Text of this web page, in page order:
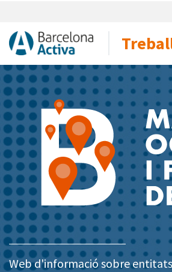
Web d'informació sobre